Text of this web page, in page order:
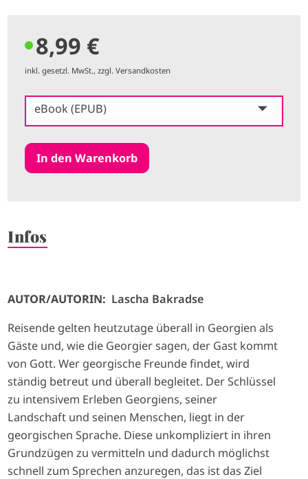
8,99 €
inkl. gesetzl. MwSt., zzgl. Versandkosten
eBook (EPUB)
Infos
AUTOR/AUTORIN: Lascha Bakradse
Reisende gelten heutzutage überall in Georgien als
Gäste und, wie die Georgier sagen, der Gast kommt
von Gott. Wer georgische Freunde findet, wird
ständig betreut und überall begleitet. Der Schlüssel
zu intensivem Erleben Georgiens, seiner
Landschaft und seinen Menschen, liegt in der
georgischen Sprache. Diese unkompliziert in ihren
Grundzügen zu vermitteln und dadurch möglichst
schnell zum Sprechen anzuregen, das ist das Ziel